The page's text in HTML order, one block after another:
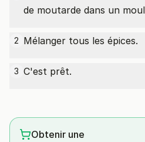
de moutarde dans un
2 Mélanger tous les épices.
3 C'est prêt.
Obtenir une